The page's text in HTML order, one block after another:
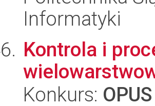
Informatyki
Kontrola i
Konkurs: